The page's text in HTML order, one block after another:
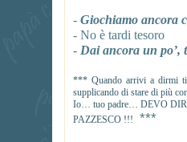
- Giochiamo ancora
- No è tardi tesoro
-Dai ancora un po’,
*** Quando arrivi a dirmi ti
supplicando di stare di più
Io… tuo padre… DEVO
PAZZESCO !!!
***